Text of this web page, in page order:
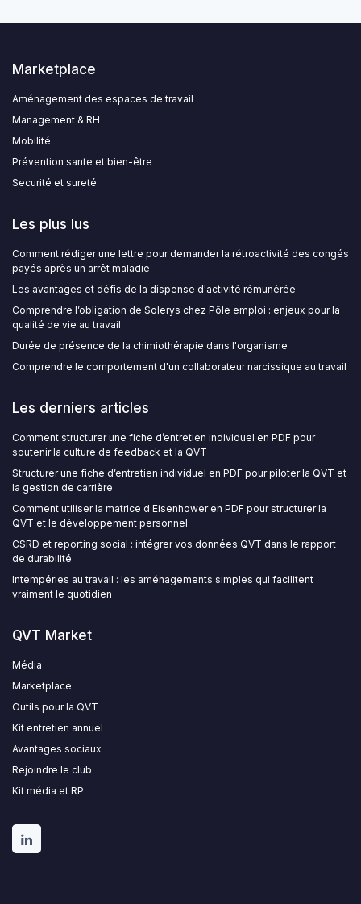
Marketplace
Aménagement des espaces de travail
Management & RH
Mobilité
Prévention sante et bien-être
Securité et sureté
Les plus lus
Comment rédiger une lettre pour demander la rétroactivité des congés
payés après un arrêt maladie
Les avantages et défis de la dispense d'activité rémunérée
Comprendre l’obligation de Solerys chez Pôle emploi : enjeux pour la
qualité de vie au travail
Durée de présence de la chimiothérapie dans l'organisme
Comprendre le comportement d'un collaborateur narcissique au travail
Les derniers articles
Comment structurer une fiche d’entretien individuel en PDF pour
soutenir la culture de feedback et la QVT
Structurer une fiche d’entretien individuel en PDF pour piloter la QVT et
la gestion de carrière
Comment utiliser la matrice d Eisenhower en PDF pour structurer la
QVT et le développement personnel
CSRD et reporting social : intégrer vos données QVT dans le rapport
de durabilité
Intempéries au travail : les aménagements simples qui facilitent
vraiment le quotidien
QVT Market
Média
Marketplace
Outils pour la QVT
Kit entretien annuel
Avantages sociaux
Rejoindre le club
Kit média et RP